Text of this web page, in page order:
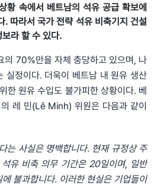
황 속에서 베트남의 석유 공급 확보에
. 따라서 국가 전략 석유 비축기지 건설
라 할 수 있다.
의 70%만을 자체 충당하고 있으며, 나
실정이다. 더욱이 베트남 내 원유 생산
한 원유 수입도 불가피한 상황이다. 베
레 민(Lê Minh) 위원은 다음과 같이
는 사실은 명백합니다. 현재 규정상 주
유 비축 의무 기간은 20일이며, 일반
불과합니다. 이러한 현실은 기업들이